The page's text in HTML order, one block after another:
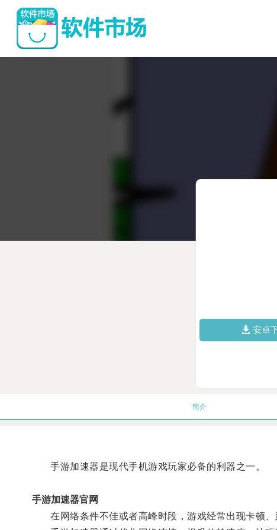
安卓
简介
手游加速器是现代手机游戏玩家必备的利器之一。
手游加速器官网
在网络条件不佳或者高峰时段，游戏经常出现卡顿、